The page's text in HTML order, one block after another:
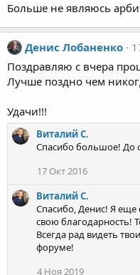
Больше не являюсь
Денис Лобаненко
Поздравляю с вчера
Лучше поздно чем
Удачи!!!
Виталий С.
Спасибо большое! До
17 Окт 2016
Виталий С.
Спасибо, Денис! Я
свою благодарность!
Всегда рад видеть
форуме!
4 Ноя 2019